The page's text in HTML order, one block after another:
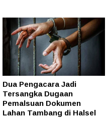
Dua Pengacara Jadi
Tersangka Dugaan
Pemalsuan Dokumen
Lahan Tambang di Halsel